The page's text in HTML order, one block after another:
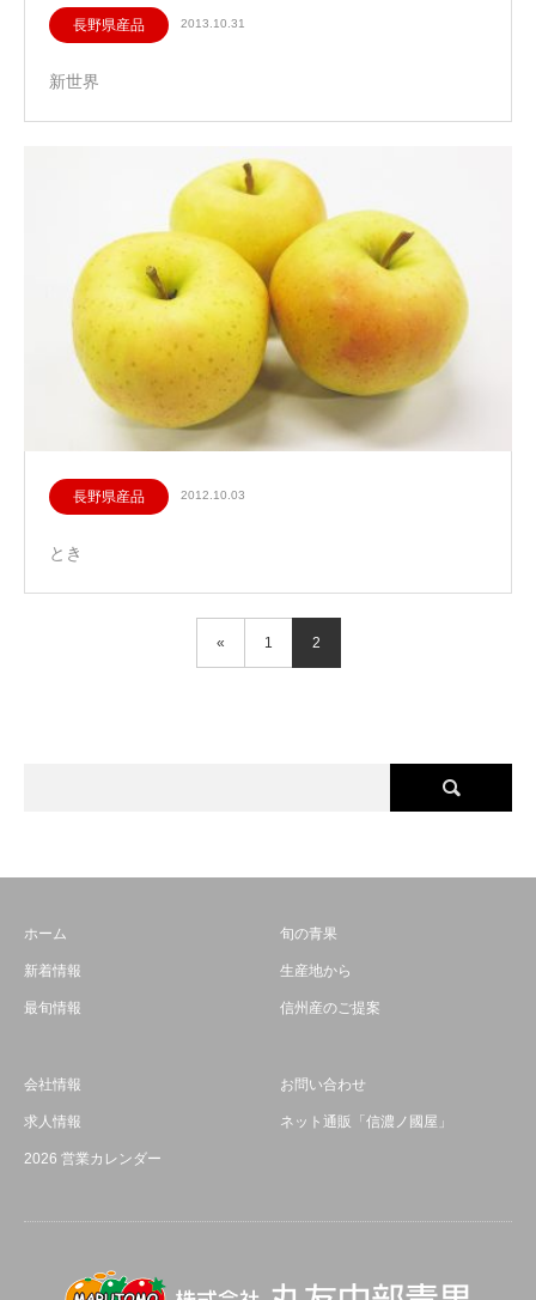
長野県産品 2013.10.31
新世界
長野県産品 2012.10.03
とき
« 1 2
ホーム
新着情報
最旬情報
旬の青果
生産地から
信州産のご提案
会社情報
求人情報
2026 営業カレンダー
お問い合わせ
ネット通販「信濃ノ國屋」